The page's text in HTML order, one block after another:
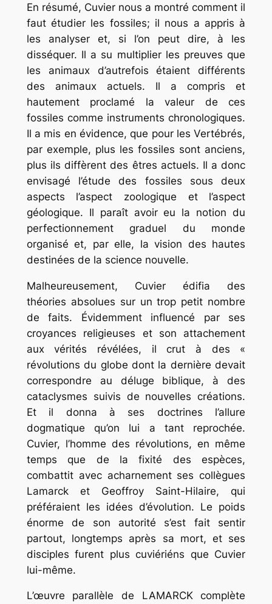
En résumé, Cuvier nous a montré comment il
faut étudier les fossiles; il nous a appris à
les analyser et, si l’on peut dire, à les
disséquer. Il a su multiplier les preuves que
les animaux d’autrefois étaient différents
des animaux actuels. Il a compris et
hautement proclamé la valeur de ces
fossiles comme instruments chronologiques.
Il a mis en évidence, que pour les Vertébrés,
par exemple, plus les fossiles sont anciens,
plus ils diffèrent des êtres actuels. Il a donc
envisagé l’étude des fossiles sous deux
aspects l’aspect zoologique et l’aspect
géologique. Il paraît avoir eu la notion du
perfectionnement graduel du monde
organisé et, par elle, la vision des hautes
destinées de la science nouvelle.
Malheureusement, Cuvier édifia des
théories absolues sur un trop petit nombre
de faits. Évidemment influencé par ses
croyances religieuses et son attachement
aux vérités révélées, il crut à des «
révolutions du globe dont la dernière devait
correspondre au déluge biblique, à des
cataclysmes suivis de nouvelles créations.
Et il donna à ses doctrines l’allure
dogmatique qu’on lui a tant reprochée.
Cuvier, l’homme des révolutions, en même
temps que de la fixité des espèces,
combattit avec acharnement ses collègues
Lamarck et Geoffroy Saint-Hilaire, qui
préféraient les idées d’évolution. Le poids
énorme de son autorité s’est fait sentir
partout, longtemps après sa mort, et ses
disciples furent plus cuviériéns que Cuvier
lui-même.
L’œuvre parallèle de LAMARCK complète